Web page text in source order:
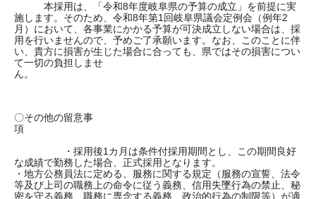
本採用は、「令和8年度岐阜県の予算の成立」を前提に実
施します。そのため、令和8年第1回岐阜県議会定例会（例年2
月）において、各事業にかかる予算が可決成立しない場合は、採
用を行いませんので、予めご了承願います。なお、このことに伴
い、貴方に損害が生じた場合に合っても、県ではその損害につい
て一切の負担しませ
ん。
〇その他の留意事
項
・採用後1カ月は条件付採用期間とし、この期間良好
な成績で勤務した場合、正式採用となります。
・地方公務員法に定める、服務に関する規定（服務の宣誓、法令
等及び上司の職務上の命令に従う義務、信用失墜行為の禁止、秘
密を守る義務、職務に専念する義務、政治的行為の制限等）が適